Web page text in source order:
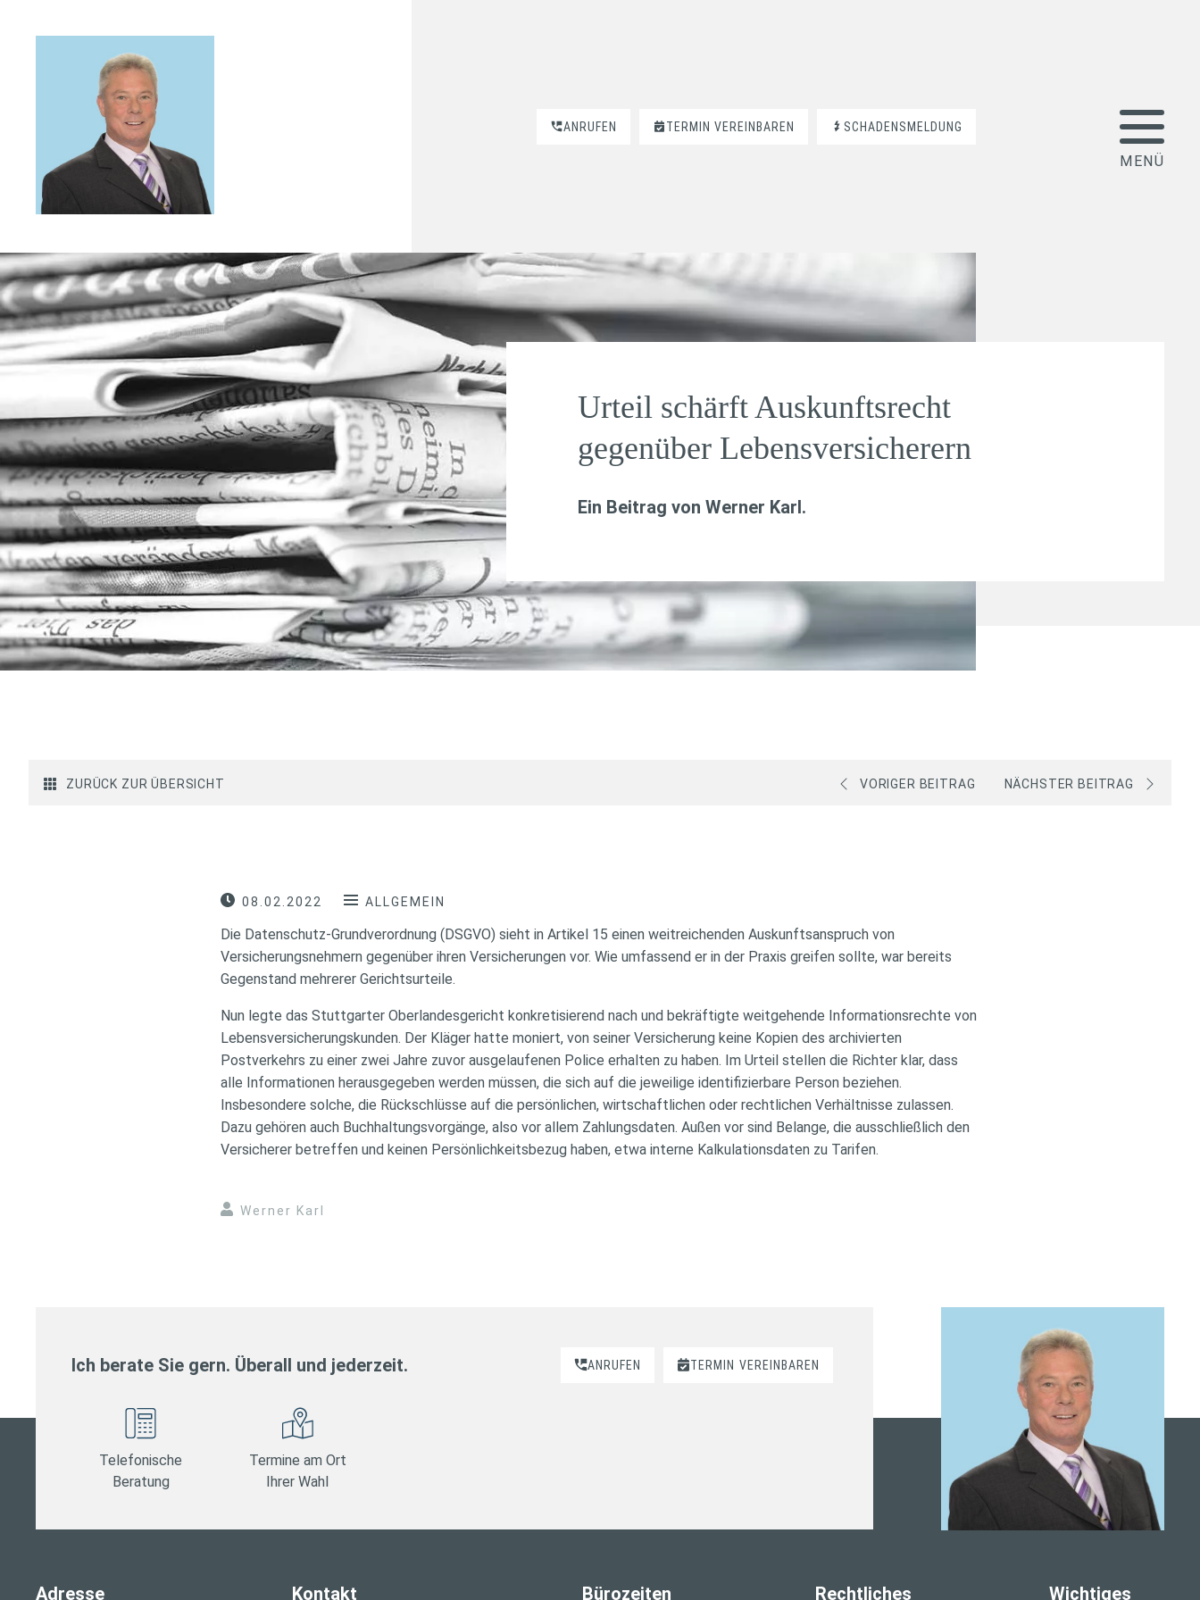
ANRUFEN TERMIN VEREINBAREN SCHADENSMELDUNG
Urteil schärft Auskunftsrecht
gegenüber Lebensversicherern
Ein Beitrag von Werner Karl.
ZURÜCK ZUR ÜBERSICHT VORIGER BEITRAG NÄCHSTER BEITRAG
08.02.2022 ALLGEMEIN
Die Datenschutz-Grundverordnung (DSGVO) sieht in Artikel 15 einen weitreichenden Auskunftsanspruch von
Versicherungsnehmern gegenüber ihren Versicherungen vor. Wie umfassend er in der Praxis greifen sollte, war bereits
Gegenstand mehrerer Gerichtsurteile.
Nun legte das Stuttgarter Oberlandesgericht konkretisierend nach und bekräftigte weitgehende Informationsrechte von
Lebensversicherungskunden. Der Kläger hatte moniert, von seiner Versicherung keine Kopien des archivierten
Postverkehrs zu einer zwei Jahre zuvor ausgelaufenen Police erhalten zu haben. Im Urteil stellen die Richter klar, dass
alle Informationen herausgegeben werden müssen, die sich auf die jeweilige identifizierbare Person beziehen.
Insbesondere solche, die Rückschlüsse auf die persönlichen, wirtschaftlichen oder rechtlichen Verhältnisse zulassen.
Dazu gehören auch Buchhaltungsvorgänge, also vor allem Zahlungsdaten. Außen vor sind Belange, die ausschließlich den
Versicherer betreffen und keinen Persönlichkeitsbezug haben, etwa interne Kalkulationsdaten zu Tarifen.
Werner Karl
Ich berate Sie gern. Überall und jederzeit. ANRUFEN TERMIN VEREINBAREN
Telefonische
Beratung
Termine am Ort
Ihrer Wahl
Adresse Kontakt Bürozeiten Rechtliches Wichtiges